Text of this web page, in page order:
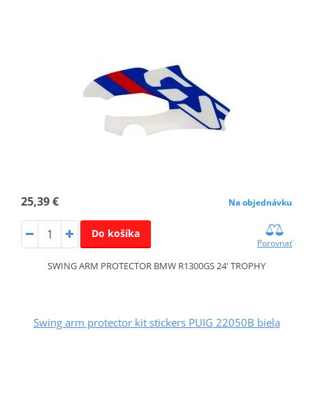
25,39 € Na objednávku
Do košíka
Porovnať
SWING ARM PROTECTOR BMW R1300GS 24' TROPHY
Swing arm protector kit stickers PUIG 22050B biela